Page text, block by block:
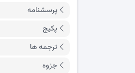
پرسشنامه
پکیج
ترجمه ها
جزوه